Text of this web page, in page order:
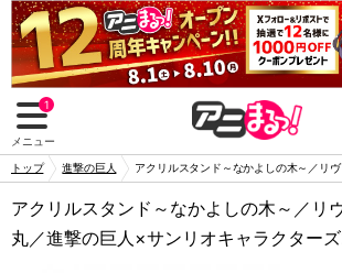
1
メニュー
トップ 進撃の巨人 アクリルスタンド～なかよしの木～／リ
アクリルスタンド～なかよしの木～／リ
丸／進撃の巨人×サンリオキャラクター